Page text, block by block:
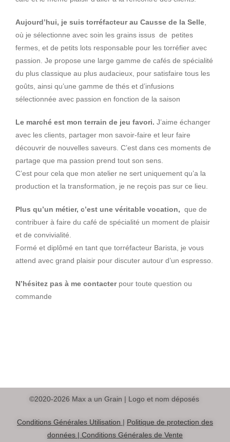
Aujourd’hui, je suis torréfacteur au Causse de la Selle
où je sélectionne avec soin les grains issus de petites
fermes, et de petits lots responsable pour les torréfier avec
passion. Je propose une large gamme de cafés de spécialité
du plus classique au plus audacieux, pour satisfaire tous les
goûts, ainsi qu’une gamme de thés et d’infusions
sélectionnée avec passion en fonction de la saison
Le marché est mon terrain de jeu favori. J’aime échanger
avec les clients, partager mon savoir-faire et leur faire
découvrir de nouvelles saveurs. C’est dans ces moments de
partage que ma passion prend tout son sens.
C’est pour cela que mon atelier ne sert uniquement qu’a la
production et la transformation, je ne reçois pas sur ce lieu.
Plus qu’un métier, c’est une véritable vocation, que de
contribuer à faire du café de spécialité un moment de plaisir
et de convivialité.
Formé et diplômé en tant que torréfacteur Barista, je vous
attend avec grand plaisir pour discuter autour d’un espresso.
N’hésitez pas à me contacterpour toute question ou
commande
©2020-2026 Max a un Grain | Logo et nom déposés
Conditions Générales Utilisation | Politique de protection des
données | Conditions Générales de Vente